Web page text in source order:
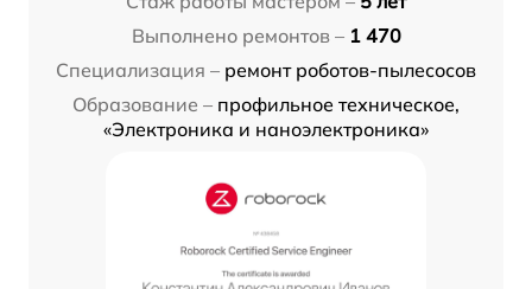
Выполнено ремонтов – 1 470
Специализация – ремонт роботов-пылесосов
Образование – профильное техническое,
«Электроника и наноэлектроника»